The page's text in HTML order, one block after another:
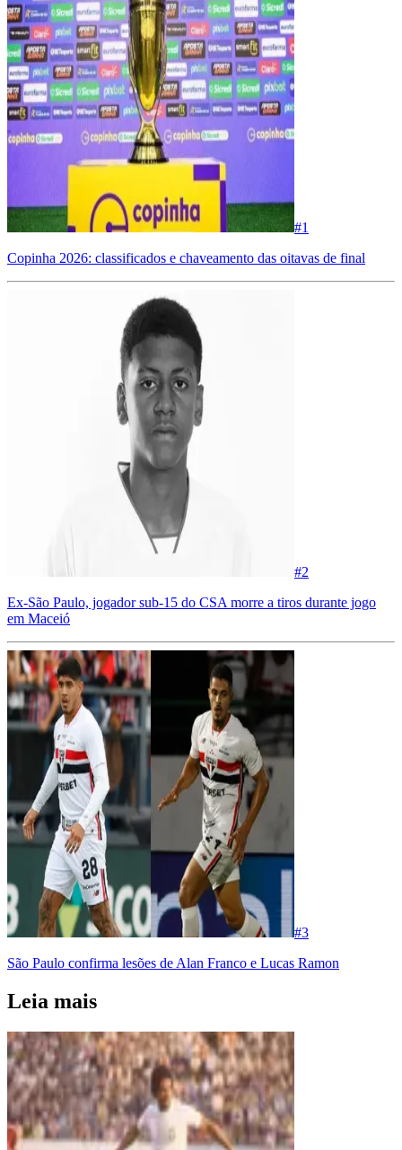
#1
Copinha 2026: classificados e chaveamento das oitavas de final
#2
Ex-São Paulo, jogador sub-15 do CSA morre a tiros durante jogo
em Maceió
#3
São Paulo confirma lesões de Alan Franco e Lucas Ramon
Leia mais